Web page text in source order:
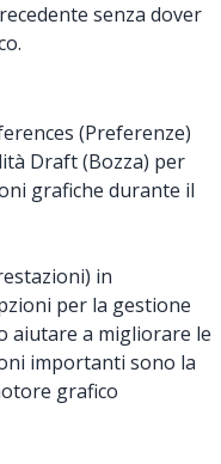
senza dover
(Preferenze)
Draft (Bozza) per
grafiche durante il
in
per la gestione
aiutare a migliorare le
importanti sono la
grafico